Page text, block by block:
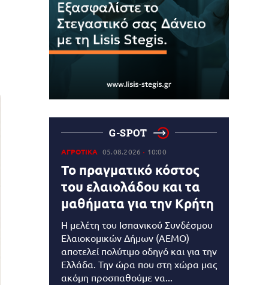
G-SPOT
ΑΓΡΟΤΙΚΑ 05.08.2026 10:00
Το πραγματικό κόστος
του ελαιολάδου και τα
μαθήματα για την Κρήτη
Η μελέτη του Ισπανικού Συνδέσμου
Ελαιοκομικών Δήμων (AEMO)
αποτελεί πολύτιμο οδηγό και για την
Ελλάδα. Την ώρα που στη χώρα μας
ακόμη προσπαθούμε να...